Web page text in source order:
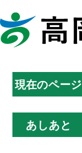
現在のページ
あしあと